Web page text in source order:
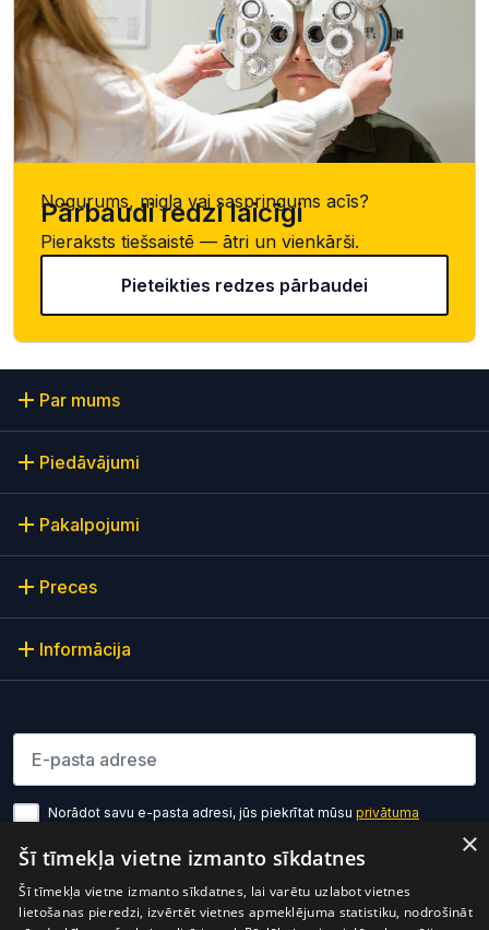
Nogurums, migla vai saspringums acīs?
Pārbaudi redzi laicīgi
Pieraksts tiešsaistē — ātri un vienkārši.
Pieteikties redzes pārbaudei
Par mums
Piedāvājumi
Pakalpojumi
Preces
Informācija
Norādot savu e-pasta adresi, jūs piekrītat mūsu privātuma
Pierakstīties
×
Šī tīmekļa vietne izmanto sīkdatnes
Šī tīmekļa vietne izmanto sīkdatnes, lai varētu uzlabot vietnes
lietošanas pieredzi, izvērtēt vietnes apmeklējuma statistiku, nodrošināt